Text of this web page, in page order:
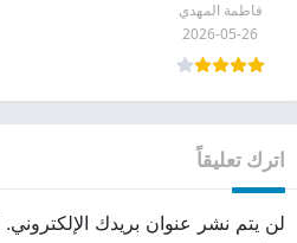
فاطمة المهدي
2026-05-26
اترك تعليقاً
لن يتم نشر عنوان بريدك الإلكتروني.